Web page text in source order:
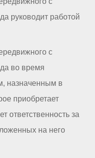
руководит работой
с
во время
назначенным в
приобретает
ответственность за
на него